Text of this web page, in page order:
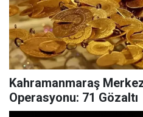
Kahramanmaraş
Operasyonu: 71 Gözaltı